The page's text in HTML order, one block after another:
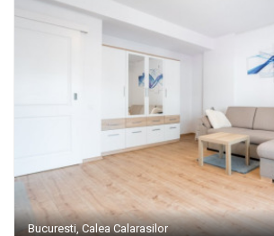
Bucuresti, Calea Calarasilor